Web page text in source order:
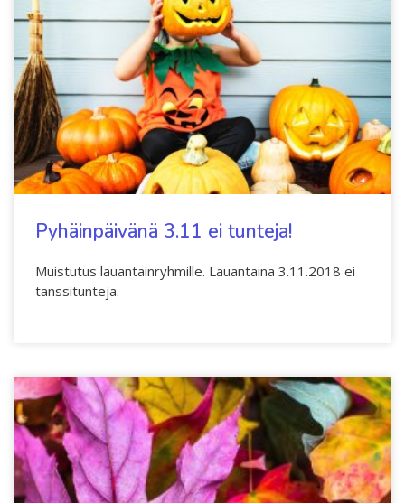
Pyhäinpäivänä 3.11 ei tunteja!
Muistutus lauantainryhmille. Lauantaina 3.11.2018 ei
tanssitunteja.